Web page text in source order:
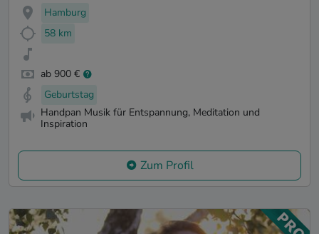
Hamburg
58 km
ab 900 €
Geburtstag
Handpan Musik für Entspannung, Meditation und
Inspiration
Zum Profil